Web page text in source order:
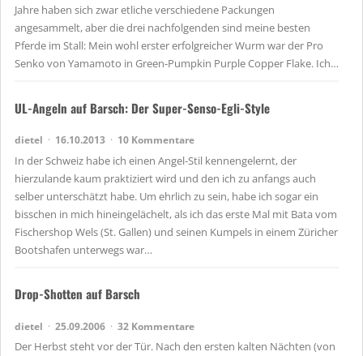
Jahre haben sich zwar etliche verschiedene Packungen
angesammelt, aber die drei nachfolgenden sind meine besten
Pferde im Stall: Mein wohl erster erfolgreicher Wurm war der Pro
Senko von Yamamoto in Green-Pumpkin Purple Copper Flake. Ich…
UL-Angeln auf Barsch: Der Super-Senso-Egli-Style
dietel 16.10.2013 10 Kommentare
In der Schweiz habe ich einen Angel-Stil kennengelernt, der
hierzulande kaum praktiziert wird und den ich zu anfangs auch
selber unterschätzt habe. Um ehrlich zu sein, habe ich sogar ein
bisschen in mich hineingelächelt, als ich das erste Mal mit Bata vom
Fischershop Wels (St. Gallen) und seinen Kumpels in einem Züricher
Bootshafen unterwegs war…
Drop-Shotten auf Barsch
dietel 25.09.2006 32 Kommentare
Der Herbst steht vor der Tür. Nach den ersten kalten Nächten (von